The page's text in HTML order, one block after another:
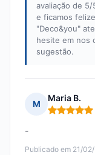
avaliação de
e ficamos
"Deco&you"
hesite em nos
sugestão.
M
Maria B.
Nota: 5 em 5
Publicado em 21/
-